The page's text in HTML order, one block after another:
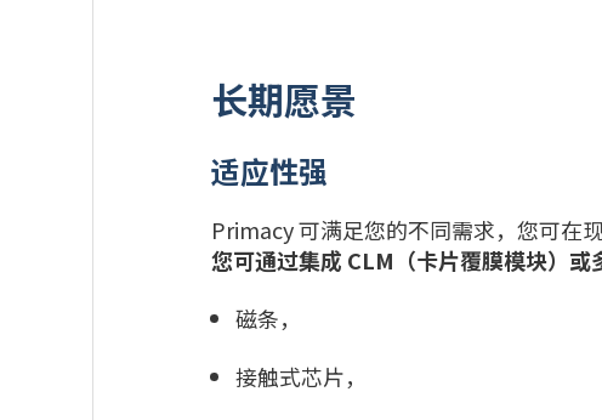
长期愿景
适应性强
Primacy 可满足您的不同需求，您可在
您可通过集成 CLM（卡片覆膜模块）或
磁条，
接触式芯片，